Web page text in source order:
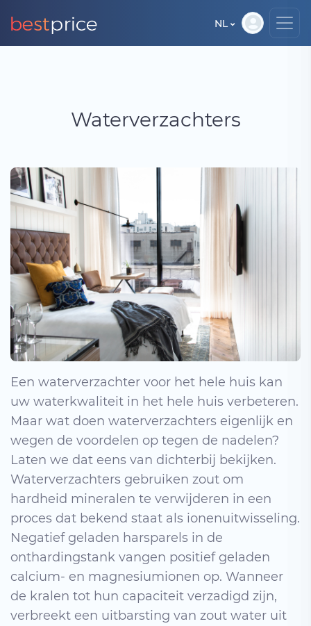
NL
Waterverzachters
Een waterverzachter voor het hele huis kan
uw waterkwaliteit in het hele huis verbeteren.
Maar wat doen waterverzachters eigenlijk en
wegen de voordelen op tegen de nadelen?
Laten we dat eens van dichterbij bekijken.
Waterverzachters gebruiken zout om
hardheid mineralen te verwijderen in een
proces dat bekend staat als ionenuitwisseling.
Negatief geladen harsparels in de
onthardingstank vangen positief geladen
calcium- en magnesiumionen op. Wanneer
de kralen tot hun capaciteit verzadigd zijn,
verbreekt een uitbarsting van zout water uit